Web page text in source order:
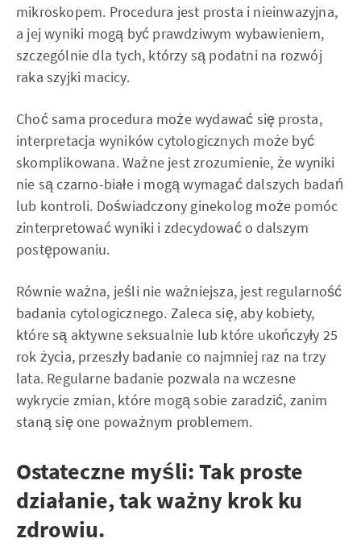
mikroskopem. Procedura jest prosta i nieinwazyjna,
a jej wyniki mogą być prawdziwym wybawieniem,
szczególnie dla tych, którzy są podatni na rozwój
raka szyjki macicy.
Choć sama procedura może wydawać się prosta,
interpretacja wyników cytologicznych może być
skomplikowana. Ważne jest zrozumienie, że wyniki
nie są czarno-białe i mogą wymagać dalszych badań
lub kontroli. Doświadczony ginekolog może pomóc
zinterpretować wyniki i zdecydować o dalszym
postępowaniu.
Równie ważna, jeśli nie ważniejsza, jest regularność
badania cytologicznego. Zaleca się, aby kobiety,
które są aktywne seksualnie lub które ukończyły 25
rok życia, przeszły badanie co najmniej raz na trzy
lata. Regularne badanie pozwala na wczesne
wykrycie zmian, które mogą sobie zaradzić, zanim
staną się one poważnym problemem.
Ostateczne myśli: Tak proste
działanie, tak ważny krok ku
zdrowiu.